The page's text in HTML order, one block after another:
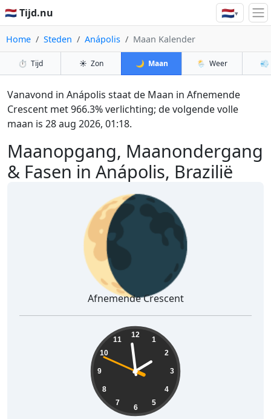
🇳🇱 Tijd.nu 🇳🇱▾
Home Steden Anápolis Maan Kalender
⏱️ Tijd ☀️ Zon 🌙 Maan 🌦️ Weer 💨
Maanopgang, Maanondergang
& Fasen in Anápolis, Brazilië
Vanavond in Anápolis staat de Maan in Afnemende
Crescent met 966.3% verlichting; de volgende volle
maan is 28 aug 2026, 01:18.
🌘
Afnemende Crescent
12
1
2
3
4
5
6
7
8
9
10
11